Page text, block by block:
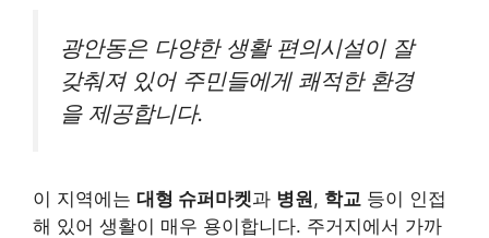
광안동은 다양한 생활 편의시설이 잘
갖춰져 있어 주민들에게 쾌적한 환경
을 제공합니다.
이 지역에는 대형 슈퍼마켓과 병원, 학교 등이 인접
해 있어 생활이 매우 용이합니다. 주거지에서 가까